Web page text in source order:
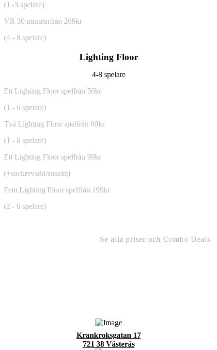
(1 -3 spelare)
VR 30 minuterfrån 269kr
(4 - 8 spelare)
Lighting Floor
4-8 spelare
Ett Lighting Floor spelfrån 50kr
(1 - 6 spelare)
Två Lighting Floor spelfrån 90kr
(1 - 6 spelare)
Ett Lighting Floor spelfrån 99kr
(+sockervadd/snacks)
Fem Lighting Floor spelfrån 199kr
(2 - 6 spelare)
Se alla priser och Combo Deals
Krankroksgatan 17
721 38 Västerås